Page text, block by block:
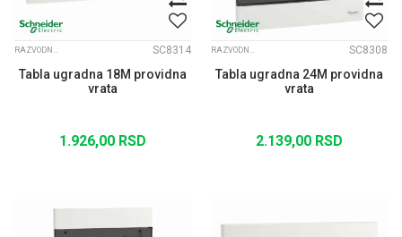
RAZVODNE TABLE EASY PRAGMA SC8314
Tabla ugradna 18M providna
vrata
1.926,00 RSD
RAZVODNE TABLE EASY PRAGMA SC8308
Tabla ugradna 24M providna
vrata
2.139,00 RSD